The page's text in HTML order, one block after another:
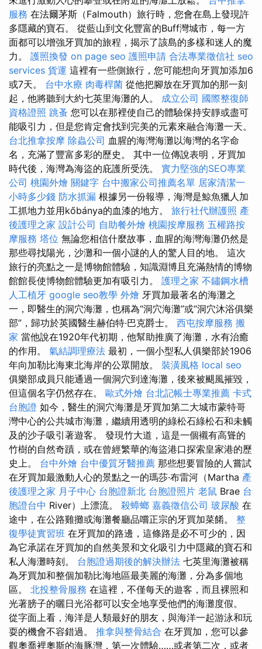
服務 在法爾茅斯（Falmouth）旅行時，您會在島上發現許
多隱藏的寶石。 從藍山到文化豐富的Buff灣城市，每一方
面都可以增強牙買加的旅程，揭示了該島的多樣和迷人的魔
力。 護照換發 on page seo 護照申請 合法專業徵信社 seo
services 貨運 這裡有一些側旅行，您可能想向牙買加添加6
或7天。 台中水療 肉毒桿菌 從他把腳放在牙買加的那一刻
起，他將聽到大約七英里海灘的人。 成立公司 國際整復師
資格證照 跳蚤 您可以在那裡使自己的體驗保持安靜或盡可
能吸引力，但是您肯定會找到完美的元素來融合海灘一天。
台北推拿按摩 除蟲公司 血腥的海灣海灘以海灣的名字命
名，充滿了豐富多彩的歷史。 其中一位傳說表明，牙買加
時代後，海灣為海盜的庇護所受洗。 實力堅強的SEO專業
公司 桃園外燴 關鍵字 台中搬家公司推薦名單 居家清潔一
小時多少錢 防水抓漏 根據另一份報導，海灣是鯨魚獵人加
工抓地力並用kőbánya的血漆的地方。 旅行社代辦護照 產
後護理之家 設計公司 自助餐外燴 桃園按摩服務 五權路按
摩服務 塔位 無論您相信什麼故事，血腥的海灣海灘仍然是
那些尋找陽光，沙灘和一個小謎的人的驚人目的地。 這次
旅行的亮點之一是博物館體驗，知識淵博且充滿熱情的博物
館館長使博物館體驗更加有吸引力。 護理之家 不鏽鋼水槽
人工植牙 google seo教學 外燴 牙買加最著名的海灘之
一，即醫生的洞穴海灘，也稱為“洞穴海灘”或“洞穴沐浴俱樂
部”，歸功於英國醫生赫伯特·巴克爵士。 西屯按摩服務 搬
家 當他說在1920年代初期，他幫助推廣了海灘，水有治癒
的作用。 氣結調理療法 最初，一個小型私人俱樂部於1906
年向加勒比海東北海岸的公眾開放。 裝潢風格 local seo
俱樂部成員只能通過一個洞穴到達海灘，後來被颶風摧毀，
但這個名字仍然存在。 歐式外燴 台北記帳士專業推薦 卡式
台胞證 如今，醫生的洞穴海灘是牙買加第二大城市蒙特哥
灣中心的公共城市海灘，繼續用透明的綠松石綠松石和未觸
及的沙子吸引著遊客。 發現竹大道，這是一個襯有高聳的
竹樹的自然奇蹟，或在曾經繁華的海盜港口探索皇家港的歷
史上。 台中外燴 台中優質牙醫推薦 那些想要冒險的人嘗試
在牙買加最激動人心的景點之一的瑪莎·布雷河（Martha 產
後護理之家 月子中心 台胞證新北 台胞證照片 老鼠 Brae 台
胞證台中 River）上漂流。 殺蟑螂 嘉義徵信公司 玻尿酸 在
途中，在公路雞攤或海灘餐廳品嚐正宗的牙買加菜餚。 整
復學徒實習班 在牙買加的路邊，這條路是必不可少的，因
為它承諾在牙買加的自然美景和文化吸引力中隱藏的寶石和
私人海灘時刻。 台胞證過期後的解決辦法 七英里海灘被稱
為牙買加和整個加勒比海地區最美麗的海灘，分為多個地
區。 北投整骨服務 在這裡，不僅每天的遊客，而且裸照和
光著膀子的曬日光浴都可以安全地享受他們的海灘度假。
從字面上看，海洋是人類最好的朋友，與海洋一起游泳和玩
耍的機會不容錯過。 推拿與整骨結合 在牙買加，您可以參
觀奧喬裡奧斯的海豚灣，第一次體驗……或者第二次，或者